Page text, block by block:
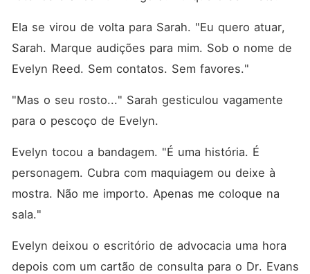
Ela se virou de volta para Sarah. "Eu quero atuar,
Sarah. Marque audições para mim. Sob o nome de
Evelyn Reed. Sem contatos. Sem favores."
"Mas o seu rosto..." Sarah gesticulou vagamente
para o pescoço de Evelyn.
Evelyn tocou a bandagem. "É uma história. É
personagem. Cubra com maquiagem ou deixe à
mostra. Não me importo. Apenas me coloque na
sala."
Evelyn deixou o escritório de advocacia uma hora
depois com um cartão de consulta para o Dr. Evans